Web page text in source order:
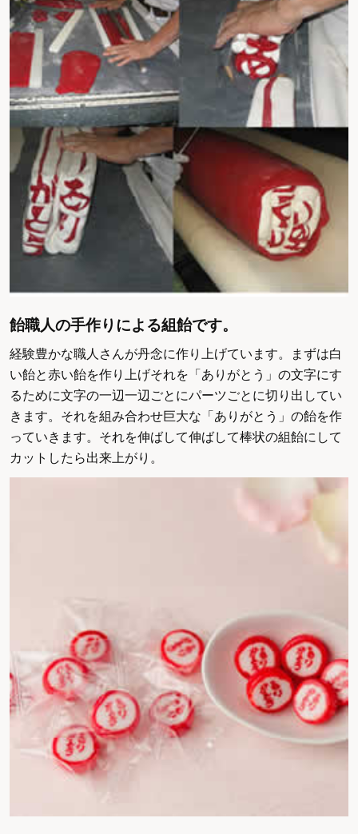
飴職人の手作りによる組飴です。
経験豊かな職人さんが丹念に作り上げています。まずは白
い飴と赤い飴を作り上げそれを「ありがとう」の文字にす
るために文字の一辺一辺ごとにパーツごとに切り出してい
きます。それを組み合わせ巨大な「ありがとう」の飴を作
っていきます。それを伸ばして伸ばして棒状の組飴にして
カットしたら出来上がり。